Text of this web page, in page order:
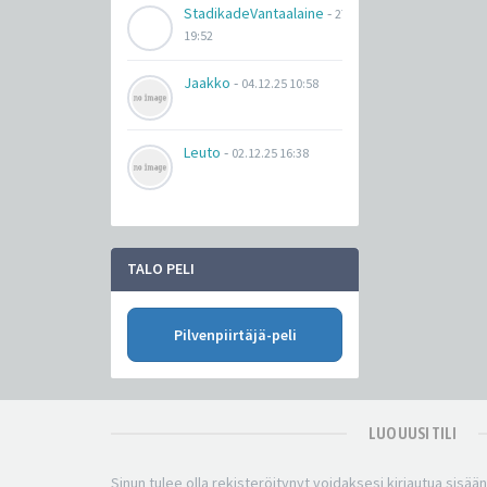
StadikadeVantaalaine - 27.03.26
19:52
Jaakko - 04.12.25 10:58
Leuto - 02.12.25 16:38
TALO PELI
Pilvenpiirtäjä-peli
LUO UUSI TILI
Sinun tulee olla rekisteröitynyt voidaksesi kirjautua